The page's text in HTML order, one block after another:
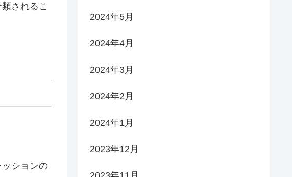
されるこ
ションの
2024年5月
2024年4月
2024年3月
2024年2月
2024年1月
2023年12月